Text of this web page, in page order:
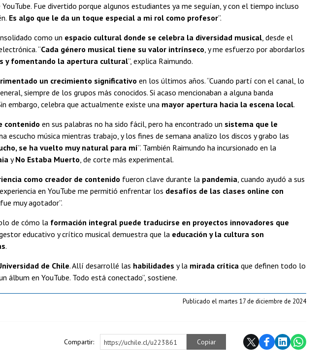
Fue divertido porque algunos estudiantes ya me seguían, y con el tiempo incluso
Es algo que le da un toque especial a mi rol como profesor”.
como un espacio cultural donde se celebra la diversidad musical, desde el
“Cada género musical tiene su valor intrínseco, y me esfuerzo por abordarlos
y fomentando la apertura cultural”, explica Raimundo.
un crecimiento significativo en los últimos años. “Cuando partí con el canal, lo
siempre de los grupos más conocidos. Si acaso mencionaban a alguna banda
embargo, celebra que actualmente existe una mayor apertura hacia la escena local.
contenido en sus palabras no ha sido fácil, pero ha encontrado un sistema que le
escucho música mientras trabajo, y los fines de semana analizo los discos y grabo las
se ha vuelto muy natural para mí”. También Raimundo ha incursionado en la
yNo Estaba Muerto, de corte más experimental.
como creador de contenido fueron clave durante la pandemia, cuando ayudó a sus
experiencia en YouTube me permitió enfrentar los desafíos de las clases online con
muy agotador”.
de cómo la formación integral puede traducirse en proyectos innovadores que
educativo y crítico musical demuestra que la educación y la cultura son
.
de Chile. Allí desarrollé las habilidades y la mirada crítica que definen todo lo
álbum en YouTube. Todo está conectado”, sostiene.
Publicado el martes 17 de diciembre de 2024
Compartir: https://uchile.cl/u223861 Copiar